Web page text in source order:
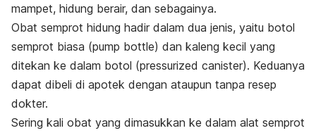
mampet, hidung berair, dan sebagainya.
Obat semprot hidung hadir dalam dua jenis, yaitu botol
semprot biasa (pump bottle) dan kaleng kecil yang
ditekan ke dalam botol (pressurized canister). Keduanya
dapat dibeli di apotek dengan ataupun tanpa resep
dokter.
Sering kali obat yang dimasukkan ke dalam alat semprot